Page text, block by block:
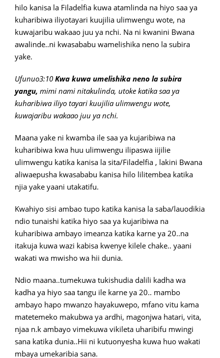
hilo kanisa la Filadelfia kuwa atamlinda na hiyo saa ya
kuharibiwa iliyotayari kuujilia ulimwengu wote, na
kuwajaribu wakaao juu ya nchi. Na ni kwanini Bwana
awalinde..ni kwasababu wamelishika neno la subira
yake.
Ufunuo3:10 Kwa kuwa umelishika neno la subira
yangu, mimi nami nitakulinda, utoke katika saa ya
kuharibiwa iliyo tayari kuujilia ulimwengu wote,
kuwajaribu wakaao juu ya nchi.
Maana yake ni kwamba ile saa ya kujaribiwa na
kuharibiwa kwa huu ulimwengu ilipaswa iijilie
ulimwengu katika kanisa la sita/Filadelfia , lakini Bwana
aliwaepusha kwasababu kanisa hilo lilitembea katika
njia yake yaani utakatifu.
Kwahiyo sisi ambao tupo katika kanisa la saba/lauodikia
ndio tunaishi katika hiyo saa ya kujaribiwa na
kuharibiwa ambayo imeanza katika karne ya 20..na
itakuja kuwa wazi kabisa kwenye kilele chake.. yaani
wakati wa mwisho wa hii dunia.
Ndio maana..tumekuwa tukishudia dalili kadha wa
kadha ya hiyo saa tangu ile karne ya 20.. mambo
ambayo hapo mwanzo hayakuwepo, mfano vitu kama
matetemeko makubwa ya ardhi, magonjwa hatari, vita,
njaa n.k ambayo vimekuwa vikileta uharibifu mwingi
sana katika dunia..Hii ni kutuonyesha kuwa huo wakati
mbaya umekaribia sana.